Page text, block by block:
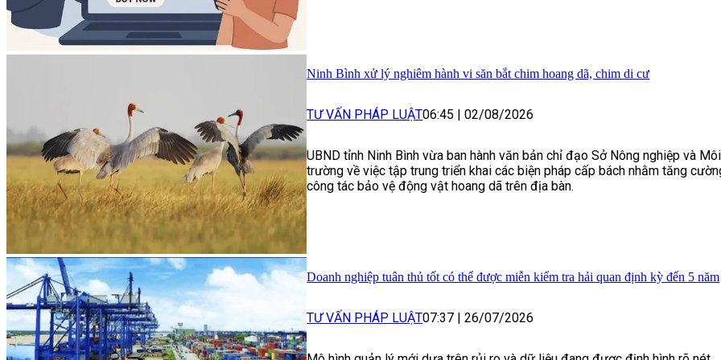
Ninh Bình xử lý nghiêm hành vi săn bắt chim hoang dã, chim di cư
TƯ VẤN PHÁP LUẬT06:45 | 02/08/2026
UBND tỉnh Ninh Bình vừa ban hành văn bản chỉ đạo Sở Nông nghiệp và Môi
trường về việc tập trung triển khai các biện pháp cấp bách nhằm tăng
công tác bảo vệ động vật hoang dã trên địa bàn.
Doanh nghiệp tuân thủ tốt có thể được miễn kiểm tra hải quan định kỳ đến 5 năm
TƯ VẤN PHÁP LUẬT07:37 | 26/07/2026